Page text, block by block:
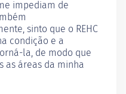
impediam de
sinto que o REHC
condição e a
la, de modo que
as áreas da minha